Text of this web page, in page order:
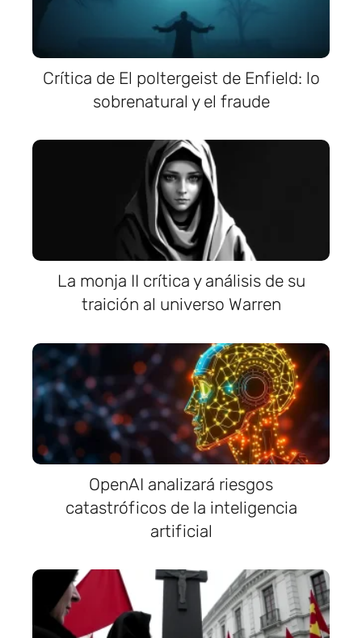
Crítica de El poltergeist de Enfield: lo
sobrenatural y el fraude
La monja II crítica y análisis de su
traición al universo Warren
OpenAI analizará riesgos
catastróficos de la inteligencia
artificial